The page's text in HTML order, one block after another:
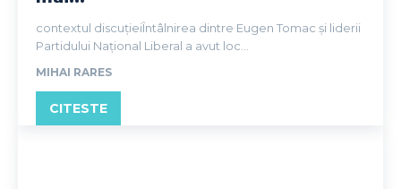
contextul discuțieiÎntâlnirea dintre Eugen Tomac și liderii
Partidului Național Liberal a avut loc...
MIHAI RARES
CITESTE